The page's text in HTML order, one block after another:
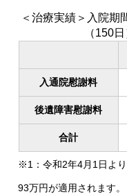
＜治療実績＞入院
（150
入通院慰謝料
後遺障害慰謝料
合計
※1：令和2年4月1日よ
93万円が適用されます。